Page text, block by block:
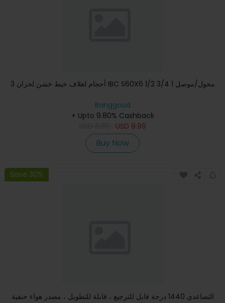
3 أحجام لغلاف خيط خشن لخزان IBC S60X6 1/2 3/4 1 محول/موصل
Banggood
+ Upto 9.80% Cashback
USD 9.99
Buy Now
Save 30%
التصاعدي 1440 درجة قابل للترجيع ، قابلة للتطويل ، مصدر هواء حنفية